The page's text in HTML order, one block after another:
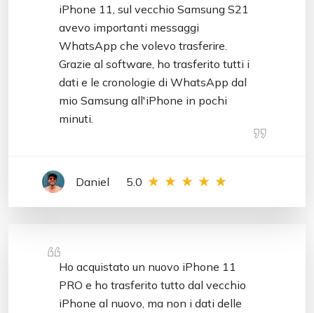
iPhone 11, sul vecchio Samsung S21
avevo importanti messaggi
WhatsApp che volevo trasferire.
Grazie al software, ho trasferito tutti i
dati e le cronologie di WhatsApp dal
mio Samsung all'iPhone in pochi
minuti.
Daniel 5.0
Ho acquistato un nuovo iPhone 11
PRO e ho trasferito tutto dal vecchio
iPhone al nuovo, ma non i dati delle